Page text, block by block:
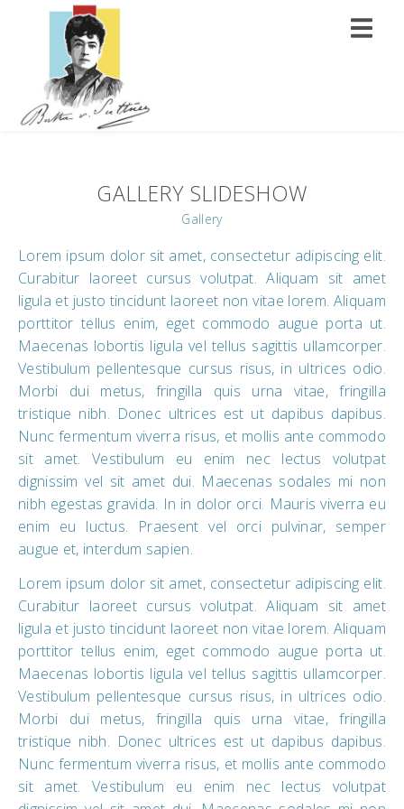
GALLERY SLIDESHOW
Gallery
Lorem ipsum dolor sit amet, consectetur adipiscing elit.
Curabitur laoreet cursus volutpat. Aliquam sit amet
ligula et justo tincidunt laoreet non vitae lorem. Aliquam
porttitor tellus enim, eget commodo augue porta ut.
Maecenas lobortis ligula vel tellus sagittis ullamcorper.
Vestibulum pellentesque cursus risus, in ultrices odio.
Morbi dui metus, fringilla quis urna vitae, fringilla
tristique nibh. Donec ultrices est ut dapibus dapibus.
Nunc fermentum viverra risus, et mollis ante commodo
sit amet. Vestibulum eu enim nec lectus volutpat
dignissim vel sit amet dui. Maecenas sodales mi non
nibh egestas gravida. In in dolor orci. Mauris viverra eu
enim eu luctus. Praesent vel orci pulvinar, semper
augue et, interdum sapien.
Lorem ipsum dolor sit amet, consectetur adipiscing elit.
Curabitur laoreet cursus volutpat. Aliquam sit amet
ligula et justo tincidunt laoreet non vitae lorem. Aliquam
porttitor tellus enim, eget commodo augue porta ut.
Maecenas lobortis ligula vel tellus sagittis ullamcorper.
Vestibulum pellentesque cursus risus, in ultrices odio.
Morbi dui metus, fringilla quis urna vitae, fringilla
tristique nibh. Donec ultrices est ut dapibus dapibus.
Nunc fermentum viverra risus, et mollis ante commodo
sit amet. Vestibulum eu enim nec lectus volutpat